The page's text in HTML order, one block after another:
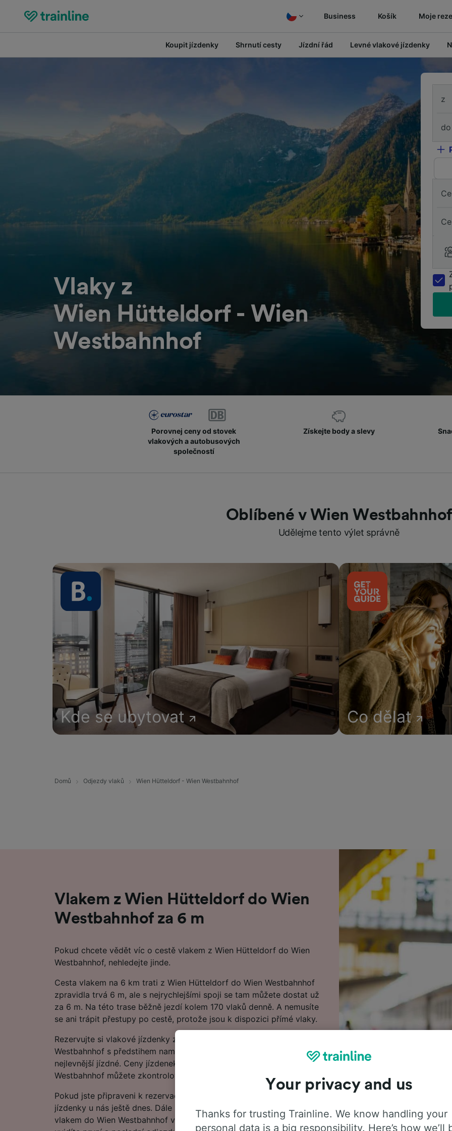
Business Košík Moje
Koupit jízdenky Shrnutí cesty Jízdní řád Levné vlakové jízdenky
Vlaky z
Wien Hütteldorf - Wien
Westbahnhof
z
do
Porovnej ceny od stovek
vlakových a autobusových
společností
Získejte body a slevy
Oblíbené v Wien Westbahnhof
Udělejme tento výlet správně
Kde se ubytovat Co dělat
Domů Odjezdy vlaků Wien Hütteldorf - Wien Westbahnhof
Vlakem z Wien Hütteldorf do Wien
Westbahnhof za 6 m
Pokud chcete vědět víc o cestě vlakem z Wien Hütteldorf do Wien
Westbahnhof, nehledejte jinde.
Cesta vlakem na 6 km trati z Wien Hütteldorf do Wien Westbahnhof
zpravidla trvá 6 m, ale s nejrychlejšími spoji se tam můžete dostat už
za 6 m. Na této trase běžně jezdí kolem 170 vlaků denně. A nemusíte
se ani trápit přestupy po cestě, protože jsou k dispozici přímé vlaky.
Rezervujte si vlakové jízdenky z Wien Hütteldorf do Wien
Westbahnhof s předstihem namísto nákupu v den cesty a získáte
nejlevnější jízdné. Ceny jízdenek z Wien Hütteldorf do Wien
Westbahnhof můžete zkontrolovat v našem Plánovači cest.
Pokud jste připraveni k rezervaci, začněte hledat nejlevnější vlakové
jízdenky u nás ještě dnes. Dále najdete další informace o cestě
vlakem do Wien Westbahnhof včetně našeho jízdního řádu, kde
Your privacy and us
Thanks for trusting Trainline. We know handling your
personal data is a big responsibility. Here’s how we’ll